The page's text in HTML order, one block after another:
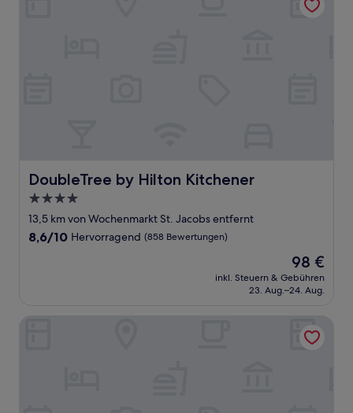
DoubleTree by Hilton Kitchener
DoubleTree by Hilton Kitchener
4.0-
Sterne-
Unterkunft
13,5 km von Wochenmarkt St. Jacobs entfernt
8.6
8,6/10 Hervorragend (858 Bewertungen)
Der
Preis
beträgt
98 €
inkl. Steuern & Gebühren
23. Aug.–24. Aug.